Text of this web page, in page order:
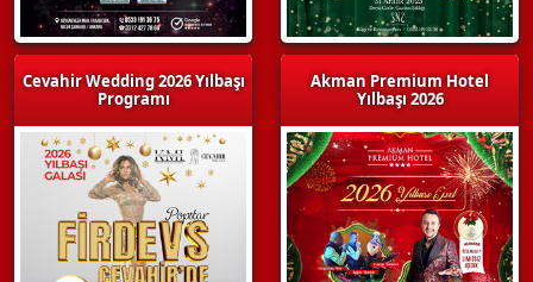
Cevahir Wedding 2026 Yılbaşı
Programı
Akman Premium Hotel
Yılbaşı 2026